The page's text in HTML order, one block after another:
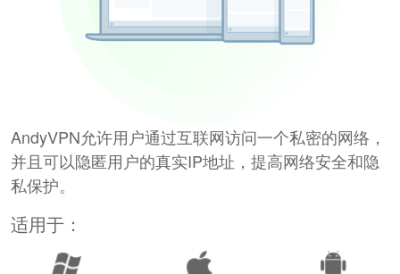
AndyVPN允许用户通过互联网访问一个私密的网络，
并且可以隐匿用户的真实IP地址，提高网络安全和隐
私保护。
适用于：